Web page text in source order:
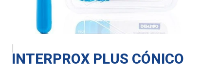
INTERPROX PLUS CÓNICO